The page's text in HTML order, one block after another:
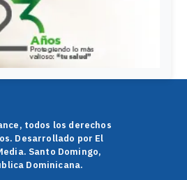
todos los derechos
Desarrollado por El
Santo Domingo,
Dominicana.